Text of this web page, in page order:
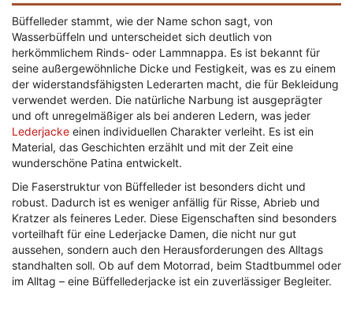
Büffelleder stammt, wie der Name schon sagt, von
Wasserbüffeln und unterscheidet sich deutlich von
herkömmlichem Rinds- oder Lammnappa. Es ist bekannt für
seine außergewöhnliche Dicke und Festigkeit, was es zu einem
der widerstandsfähigsten Lederarten macht, die für Bekleidung
verwendet werden. Die natürliche Narbung ist ausgeprägter
und oft unregelmäßiger als bei anderen Ledern, was jeder
Lederjacke einen individuellen Charakter verleiht. Es ist ein
Material, das Geschichten erzählt und mit der Zeit eine
wunderschöne Patina entwickelt.
Die Faserstruktur von Büffelleder ist besonders dicht und
robust. Dadurch ist es weniger anfällig für Risse, Abrieb und
Kratzer als feineres Leder. Diese Eigenschaften sind besonders
vorteilhaft für eine Lederjacke Damen, die nicht nur gut
aussehen, sondern auch den Herausforderungen des Alltags
standhalten soll. Ob auf dem Motorrad, beim Stadtbummel oder
im Alltag – eine Büffellederjacke ist ein zuverlässiger Begleiter.